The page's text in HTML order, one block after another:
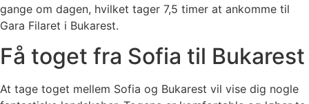
gange om dagen, hvilket tager 7,5 timer at ankomme til
Gara Filaret i Bukarest.
Få toget fra Sofia til Bukarest
At tage toget mellem Sofia og Bukarest vil vise dig nogle